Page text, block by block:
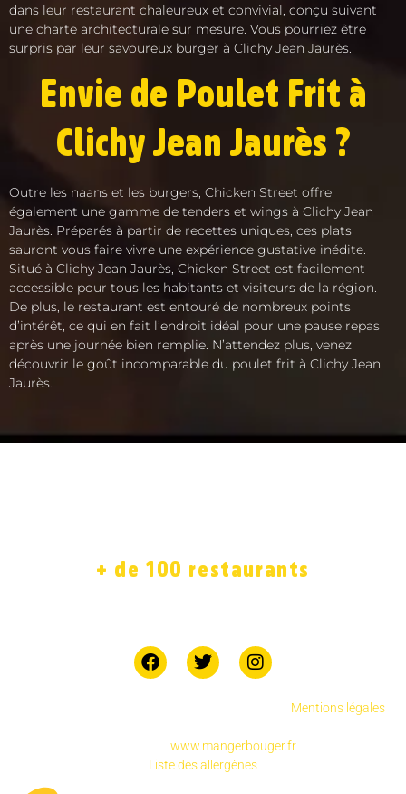
dans leur restaurant chaleureux et convivial, conçu suivant
une charte architecturale sur mesure. Vous pourriez être
surpris par leur savoureux burger à Clichy Jean Jaurès.
Envie de Poulet Frit à
Clichy Jean Jaurès ?
Outre les naans et les burgers, Chicken Street offre
également une gamme de tenders et wings à Clichy Jean
Jaurès. Préparés à partir de recettes uniques, ces plats
sauront vous faire vivre une expérience gustative inédite.
Situé à Clichy Jean Jaurès, Chicken Street est facilement
accessible pour tous les habitants et visiteurs de la région.
De plus, le restaurant est entouré de nombreux points
d’intérêt, ce qui en fait l’endroit idéal pour une pause repas
après une journée bien remplie. N’attendez plus, venez
découvrir le goût incomparable du poulet frit à Clichy Jean
Jaurès.
+ de 100 restaurants
Mentions légales
www.mangerbouger.fr
Liste des allergènes